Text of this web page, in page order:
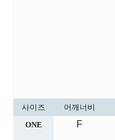
사이즈 어깨너비
ONE
F